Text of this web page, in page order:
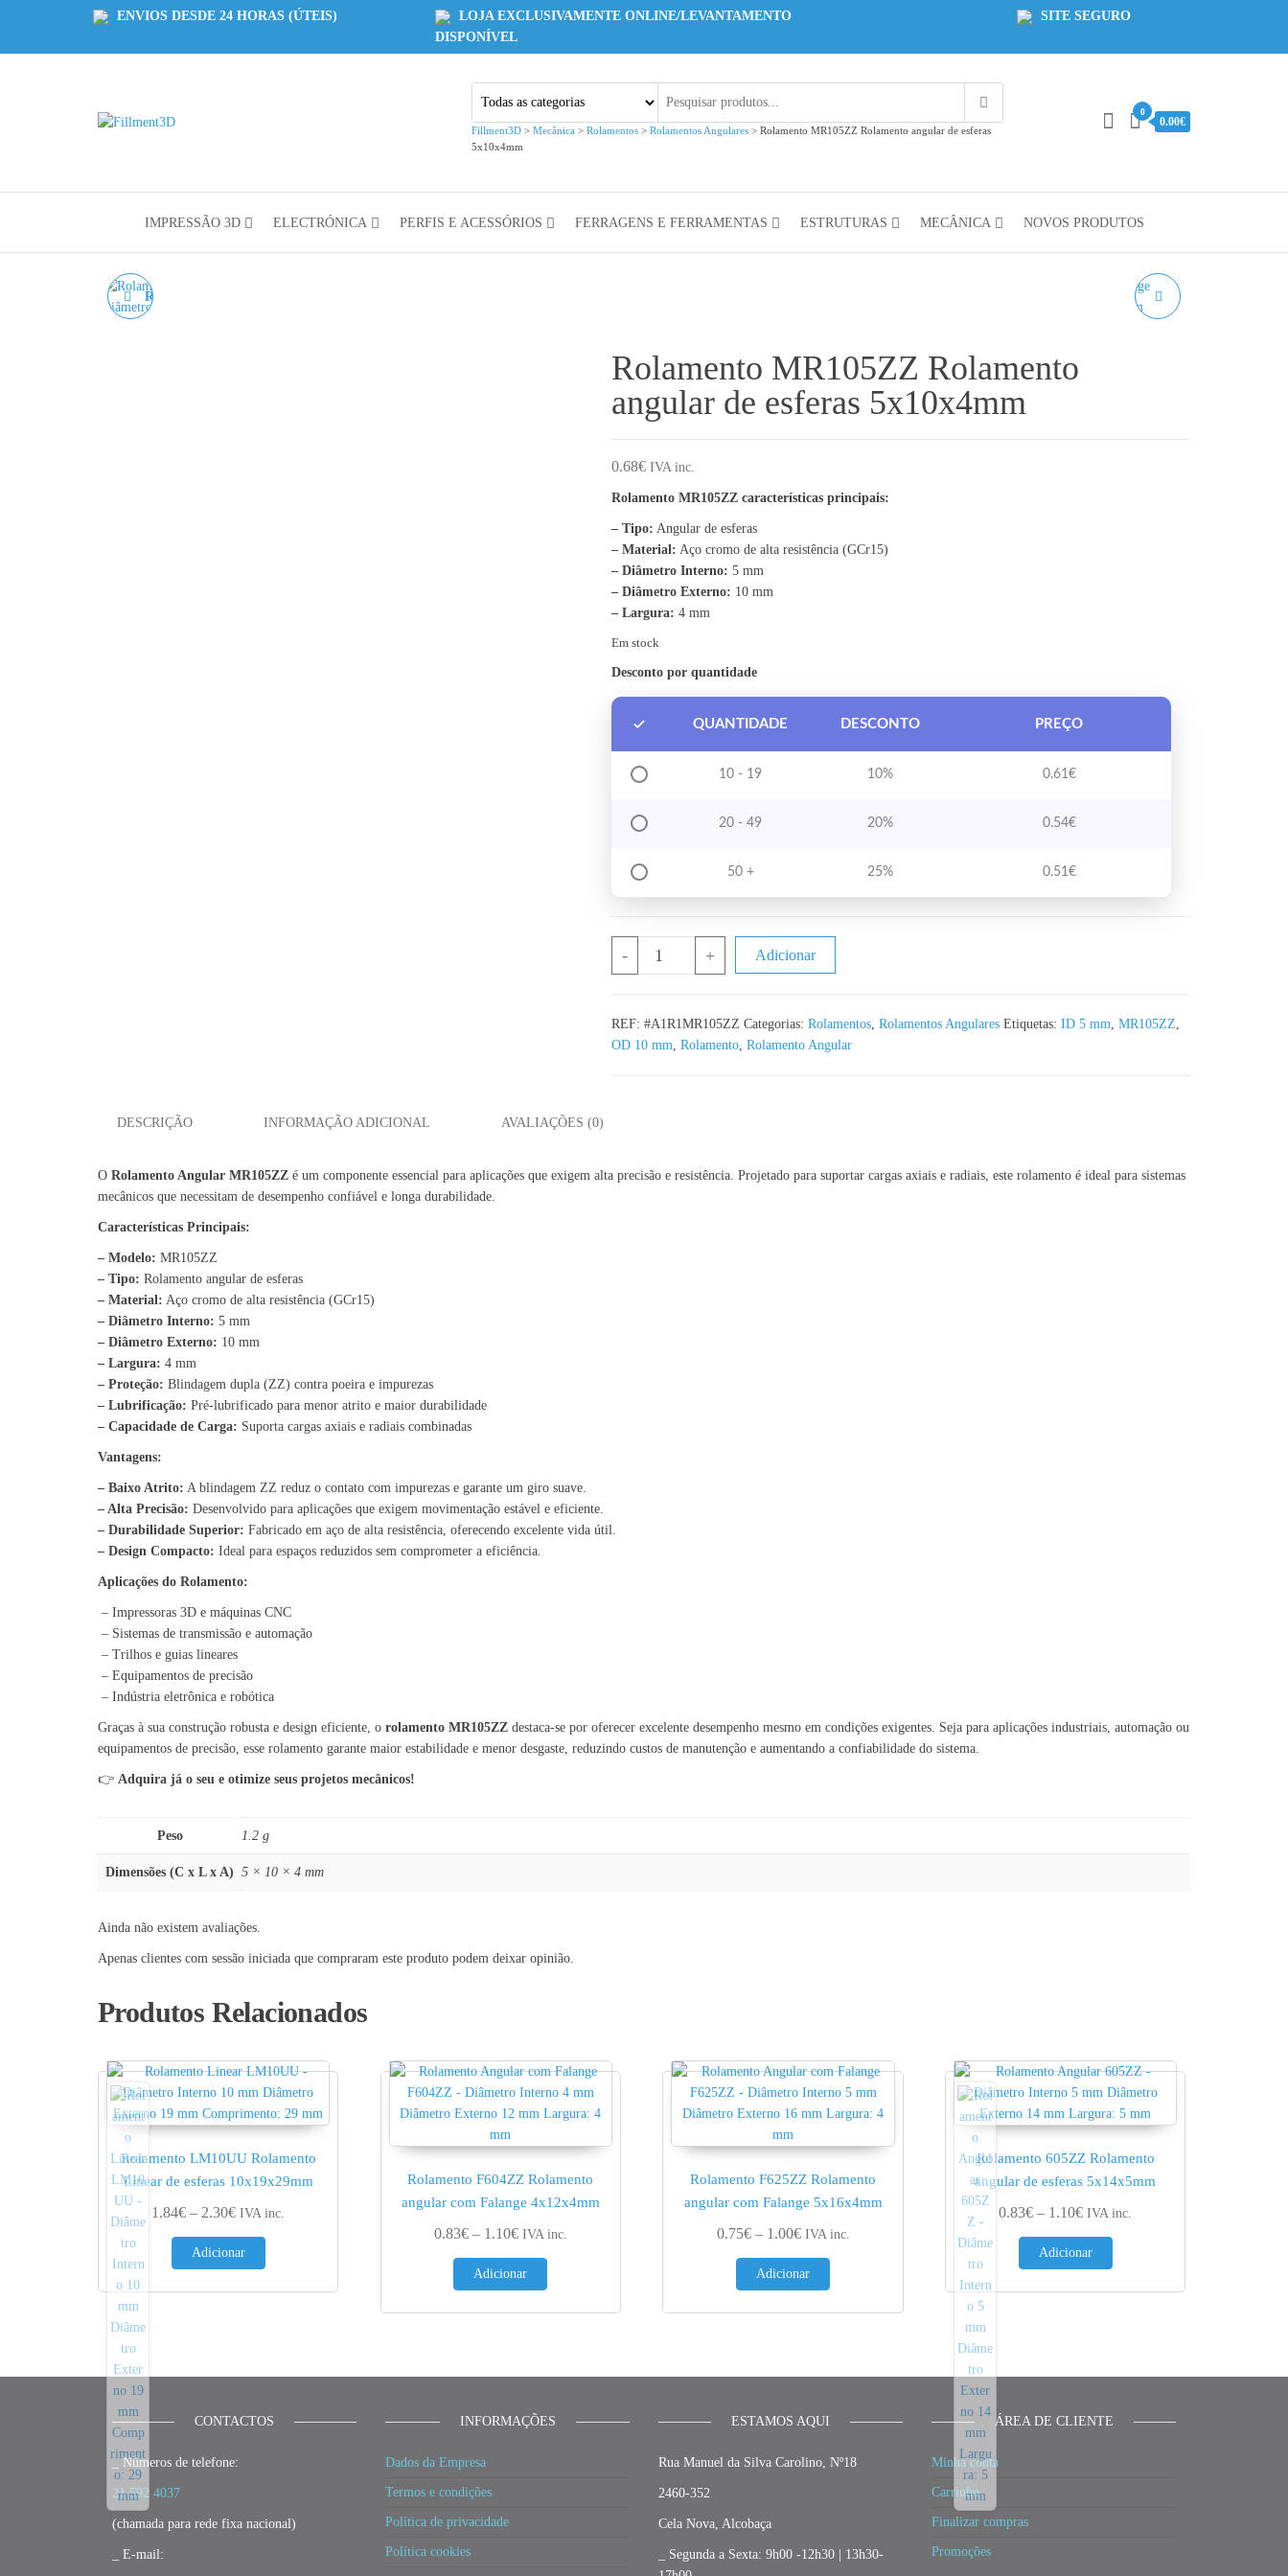
ENVIOS DESDE 24 HORAS (ÚTEIS)
LOJA EXCLUSIVAMENTE ONLINE/LEVANTAMENTO
DISPONÍVEL
SITE SEGURO
Fillment3D > Mecânica > Rolamentos > Rolamentos Angulares > Rolamento MR105ZZ Rolamento angular de esferas
5x10x4mm
0
0.00€
IMPRESSÃO 3D ELECTRÓNICA PERFIS E ACESSÓRIOS FERRAGENS E FERRAMENTAS ESTRUTURAS MECÂNICA NOVOS PRODUTOS
ROLAMENTO MR93ZZ ROLAMENTO F604ZZ
Rolamento MR105ZZ Rolamento
angular de esferas 5x10x4mm
0.68€ IVA inc.
Rolamento MR105ZZ características principais:
– Tipo: Angular de esferas
– Material: Aço cromo de alta resistência (GCr15)
– Diâmetro Interno: 5 mm
– Diâmetro Externo: 10 mm
– Largura: 4 mm
Em stock
Desconto por quantidade
QUANTIDADE DESCONTO PREÇO
10 - 19 10% 0.61€
20 - 49 20% 0.54€
50 + 25% 0.51€
- + Adicionar
REF: #A1R1MR105ZZ Categorias: Rolamentos, Rolamentos Angulares Etiquetas: ID 5 mm, MR105ZZ,
OD 10 mm, Rolamento, Rolamento Angular
DESCRIÇÃO INFORMAÇÃO ADICIONAL AVALIAÇÕES (0)
O Rolamento Angular MR105ZZ é um componente essencial para aplicações que exigem alta precisão e resistência. Projetado para suportar cargas axiais e radiais, este rolamento é ideal para sistemas
mecânicos que necessitam de desempenho confiável e longa durabilidade.
Características Principais:
– Modelo: MR105ZZ
– Tipo: Rolamento angular de esferas
– Material: Aço cromo de alta resistência (GCr15)
– Diâmetro Interno: 5 mm
– Diâmetro Externo: 10 mm
– Largura: 4 mm
– Proteção: Blindagem dupla (ZZ) contra poeira e impurezas
– Lubrificação: Pré-lubrificado para menor atrito e maior durabilidade
– Capacidade de Carga: Suporta cargas axiais e radiais combinadas
Vantagens:
– Baixo Atrito: A blindagem ZZ reduz o contato com impurezas e garante um giro suave.
– Alta Precisão: Desenvolvido para aplicações que exigem movimentação estável e eficiente.
– Durabilidade Superior: Fabricado em aço de alta resistência, oferecendo excelente vida útil.
– Design Compacto: Ideal para espaços reduzidos sem comprometer a eficiência.
Aplicações do Rolamento:
– Impressoras 3D e máquinas CNC
– Sistemas de transmissão e automação
– Trilhos e guias lineares
– Equipamentos de precisão
– Indústria eletrônica e robótica
Graças à sua construção robusta e design eficiente, o rolamento MR105ZZ destaca-se por oferecer excelente desempenho mesmo em condições exigentes. Seja para aplicações industriais, automação ou
equipamentos de precisão, esse rolamento garante maior estabilidade e menor desgaste, reduzindo custos de manutenção e aumentando a confiabilidade do sistema.
👉 Adquira já o seu e otimize seus projetos mecânicos!
Peso 1.2 g
Dimensões (C x L x A) 5 × 10 × 4 mm
Ainda não existem avaliações.
Apenas clientes com sessão iniciada que compraram este produto podem deixar opinião.
Produtos Relacionados
Rolamento LM10UU Rolamento
Linear de esferas 10x19x29mm
1.84€ – 2.30€Price range: 1.84€ through 2.30€
IVA inc.
Adicionar
Rolamento F604ZZ Rolamento
angular com Falange 4x12x4mm
0.83€ – 1.10€Price range: 0.83€ through 1.10€
IVA inc.
Adicionar
Rolamento F625ZZ Rolamento
angular com Falange 5x16x4mm
0.75€ – 1.00€Price range: 0.75€ through 1.00€
IVA inc.
Adicionar
Rolamento 605ZZ Rolamento
angular de esferas 5x14x5mm
0.83€ – 1.10€Price range: 0.83€ through 1.10€
IVA inc.
Adicionar
CONTACTOS
_ Números de telefone:
21 592 4037
(chamada para rede fixa nacional)
_ E-mail:
INFORMAÇÕES
Dados da Empresa
Termos e condições
Política de privacidade
Política cookies
ESTAMOS AQUI
Rua Manuel da Silva Carolino, Nº18
2460-352
Cela Nova, Alcobaça
_ Segunda a Sexta: 9h00 -12h30 | 13h30-
ÁREA DE CLIENTE
Minha conta
Carrinho
Finalizar compras
Promoções